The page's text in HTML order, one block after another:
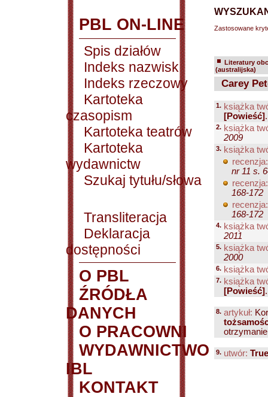
PBL ON-LINE
Spis działów
Indeks nazwisk
Indeks rzeczowy
Kartoteka
czasopism
Kartoteka teatrów
Kartoteka
wydawnictw
Szukaj tytułu/słowa
Transliteracja
Deklaracja
dostępności
O PBL
ŹRÓDŁA
DANYCH
O PRACOWNI
WYDAWNICTWO
IBL
KONTAKT
Zastosowane
Literatury
(australijska)
Carey
1. książka
[Powieść]
2. książka
2009
3. książka
recenzja:
nr 11 s.
recenzja:
168-172
recenzja:
168-172
4. książka
2011
5. książka
2000
6. książka
7. książka
[Powieść].
8. artykuł:
9. utwór: